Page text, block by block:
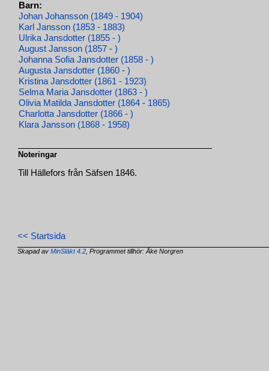
Barn:
Johan Johansson (1849 - 1904)
Karl Jansson (1853 - 1883)
Ulrika Jansdotter (1855 - )
August Jansson (1857 - )
Johanna Sofia Jansdotter (1858 - )
Augusta Jansdotter (1860 - )
Kristina Jansdotter (1861 - 1923)
Selma Maria Jansdotter (1863 - )
Olivia Matilda Jansdotter (1864 - 1865)
Charlotta Jansdotter (1866 - )
Klara Jansson (1868 - 1958)
Noteringar
Till Hällefors från Säfsen 1846.
<< Startsida
Skapad avMinSläkt 4.2 , Programmet tillhör: Åke Norgren